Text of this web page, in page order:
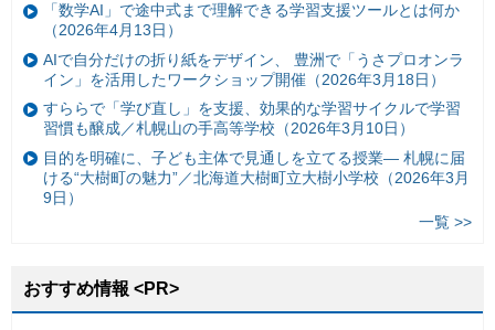
「数学AI」で途中式まで理解できる学習支援ツールとは何か
（2026年4月13日）
AIで自分だけの折り紙をデザイン、 豊洲で「うさプロオンラ
イン」を活用したワークショップ開催（2026年3月18日）
すららで「学び直し」を支援、効果的な学習サイクルで学習
習慣も醸成／札幌山の手高等学校（2026年3月10日）
目的を明確に、子ども主体で見通しを立てる授業— 札幌に届
ける“大樹町の魅力”／北海道大樹町立大樹小学校（2026年3月
9日）
一覧 >>
おすすめ情報 <PR>